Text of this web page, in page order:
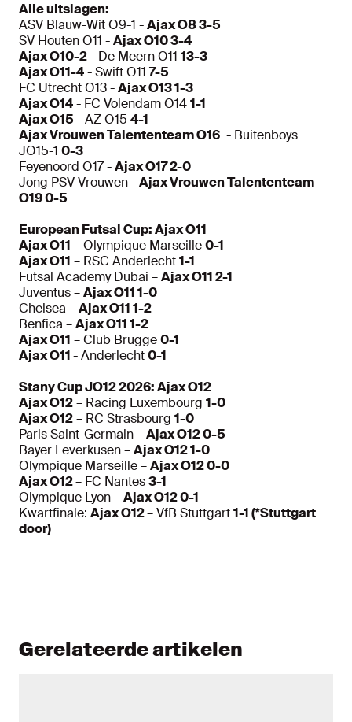
Alle uitslagen:
ASV Blauw-Wit O9-1 -Ajax O8 3-5
SV Houten O11 -Ajax O10 3-4
Ajax O10-2- De Meern O11 13-3
Ajax O11-4- Swift O11 7-5
FC Utrecht O13 -Ajax O13 1-3
Ajax O14- FC Volendam O141-1
Ajax O15 - AZ O15 4-1
Ajax Vrouwen Talententeam O16 - Buitenboys
JO15-1 0-3
Feyenoord O17 -Ajax O17 2-0
Jong PSV Vrouwen -Ajax Vrouwen Talententeam
O19 0-5
European Futsal Cup: Ajax O11
Ajax O11 – Olympique Marseille0-1
Ajax O11 – RSC Anderlecht1-1
Futsal Academy Dubai –Ajax O11 2-1
Juventus –Ajax O11 1-0
Chelsea –Ajax O11 1-2
Benfica –Ajax O11 1-2
Ajax O11 – Club Brugge0-1
Ajax O11- Anderlecht0-1
Stany Cup JO12 2026: Ajax O12
Ajax O12– Racing Luxembourg 1-0
Ajax O12– RC Strasbourg 1-0
Paris Saint-Germain –Ajax O12 0-5
Bayer Leverkusen –Ajax O12 1-0
Olympique Marseille –Ajax O12 0-0
Ajax O12– FC Nantes3-1
Olympique Lyon –Ajax O12 0-1
Kwartfinale: Ajax O12– VfB Stuttgart1-1 (*Stuttgart
door)
Gerelateerde artikelen